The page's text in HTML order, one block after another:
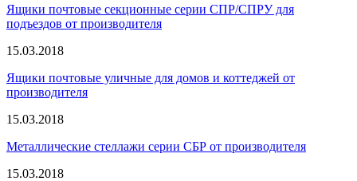
Ящики почтовые секционные серии СПР/СПРУ для
подъездов от производителя
15.03.2018
Ящики почтовые уличные для домов и коттеджей от
производителя
15.03.2018
Металлические стеллажи серии СБР от производителя
15.03.2018